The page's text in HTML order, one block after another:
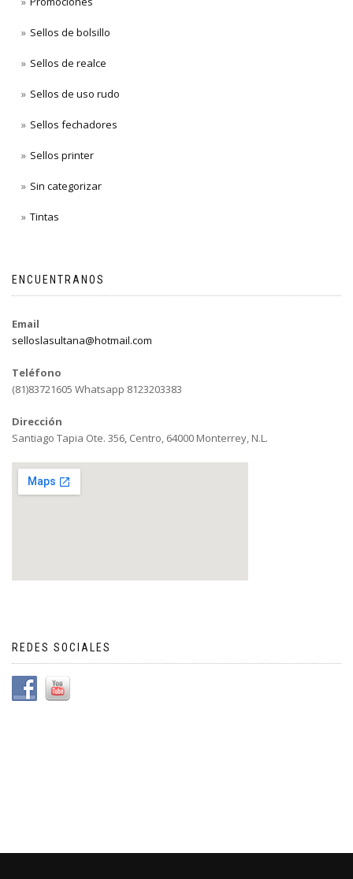
Sellos de bolsillo
Sellos de realce
Sellos de uso rudo
Sellos fechadores
Sellos printer
Sin categorizar
Tintas
ENCUENTRANOS
Email
selloslasultana@hotmail.com
Teléfono
(81)83721605 Whatsapp 8123203383
Dirección
Santiago Tapia Ote. 356, Centro, 64000 Monterrey, N.L.
REDES SOCIALES